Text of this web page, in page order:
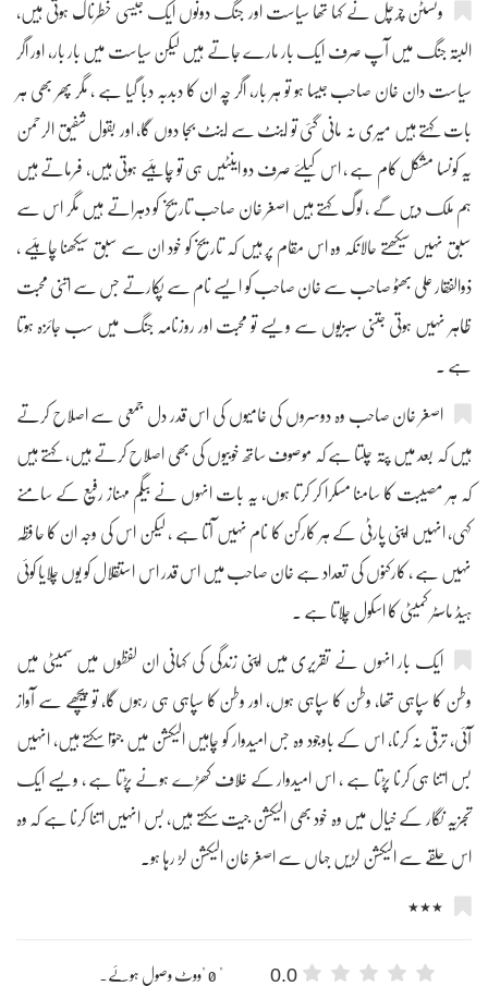
ونسٹن چرچل نے کہا تھا سیاست اور جنگ دونوں ایک جیسی خطرناک ہوتی ہیں،
البتہ جنگ میں آپ صرف ایک بار مارے جاتے ہیں لیکن سیاست میں بار بار، اور اگر
سیاست دان خان صاحب جیسا ہو تو ہر بار، اگر چہ ان کا دبدبہ دبا گیا ہے ، مگر پھر بھی ہر
بات کہتے ہیں میری نہ مانی گئی تو اینٹ سے اینٹ بجا دوں گا، اور بقول شفیق الرحمن
یہ کونسا مشکل کام ہے ، اس کیلئے صرف دو اینٹیں ہی تو چاہئیے ہوتی ہیں، فرماتے ہیں
ہم ملک دیں گے ، لوگ کہتے ہیں اصغر خان صاحب تاریخ کو دہراتے ہیں مگر اس سے
سبق نہیں سیکھتے حالانکہ وہ اس مقام پر ہیں کہ تاریخ کو خود ان سے سبق سیکھنا چاہئیے ،
ذوالفقار علی بھٹو صاحب سے خان صاحب کو ایسے نام سے پکارتے جس سے اتنی محبت
ظاہر نہیں ہوتی جتنی سبزیوں سے ویسے تو محبت اور روزنامہ جنگ میں سب جائزہ ہوتا
ہے ۔
اصغر خان صاحب وہ دوسروں کی خامیوں کی اس قدر دل جمعی سے اصلاح کرتے
ہیں کہ بعد میں پتہ چلتا ہے کہ موصوف ساتھ خوبیوں کی بھی اصلاح کرتے ہیں، کہتے ہیں
کہ ہر مصیبت کا سامنا مسکرا کر کرتا ہوں، یہ بات انہوں نے بیگم مہناز رفیع کے سامنے
کہی، انہیں اپنی پارٹی کے ہر کارکن کا نام نہیں آتا ہے ، لیکن اس کی وجہ ان کا حافظہ
نہیں ہے ، کارکنوں کی تعداد ہے خان صاحب میں اس قدر اس استقلال کو یوں چلایا کوئی
ہیڈ ماسٹر کمیٹی کا اسکول چلاتا ہے ۔
ایک بار انہوں نے تقریری میں اپنی زندگی کی کہانی ان لفظوں میں سمیٹی میں
وطن کا سپاہی تھا، وطن کا سپاہی ہوں، اور وطن کا سپاہی ہی رہوں گا، تو پیچھے سے آواز
آئی، ترقی نہ کرنا، اس کے باوجود وہ جس امیدوار کو چاہیں الیکشن میں جتوا سکتے ہیں، انہیں
بس اتنا ہی کرنا پڑتا ہے ، اس امیدوار کے خلاف کھڑے ہونے پڑتا ہے ، ویسے ایک
تجزیہ نگار کے خیال میں وہ خود بھی الیکشن جیت سکتے ہیں، بس انہیں اتنا کرنا ہے کہ وہ
اس حلقے سے الیکشن لڑیں جہاں سے اصغر خان الیکشن لڑ رہا ہو۔
٭٭٭
0.0 " 0 "ووٹ وصول ہوئے۔